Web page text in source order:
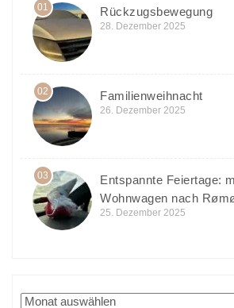
01 Rückzugsbewegung
28. Dezember 2025
02 Familienweihnacht
26. Dezember 2025
03
Entspannte Feiertage:
Wohnwagen nach
25. Dezember 2025
Archiv